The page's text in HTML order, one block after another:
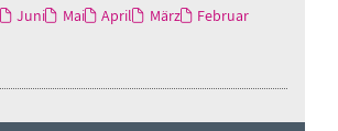
Juni Mai April März
Februar